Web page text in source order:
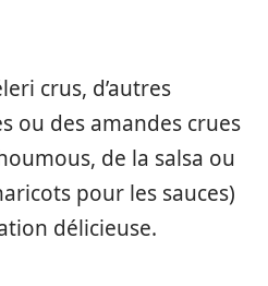
crus, d’autres
ou des amandes crues
de la salsa ou
pour les sauces)
délicieuse.